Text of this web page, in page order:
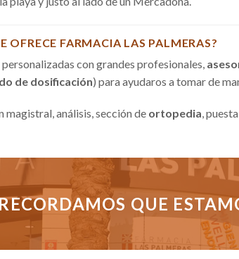
OFRECE FARMACIA LAS PALMERAS?
con grandes profesionales,
de dosificación) para ayudaros a tomar de
magistral, análisis, sección de ortopedia,
QUE